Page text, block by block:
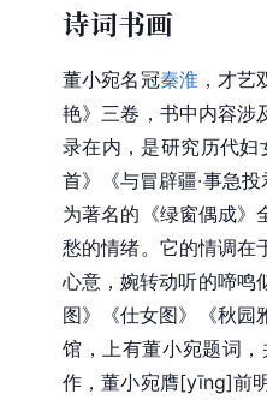
诗词书画
董小宛名冠秦淮 ，才艺
艳》三卷，书中内容涉
录在内，是研究历代
首》《与冒辟疆·事急
为著名的《绿窗偶成》
愁的情绪。它的情调在
心意，婉转动听的啼鸣
图》《仕女图》《秋园
馆，上有董小宛题词
作，董小宛膺[yīng]前